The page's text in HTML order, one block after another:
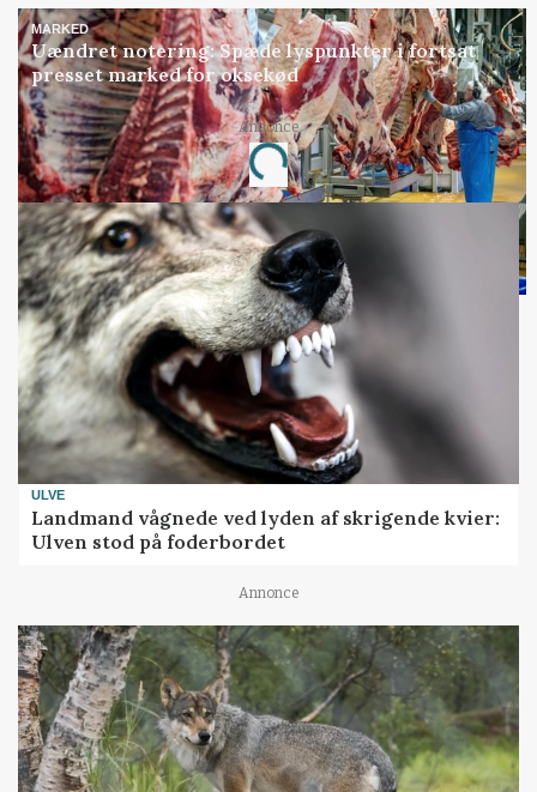
MARKED
Uændret notering: Spæde lyspunkter i fortsat
presset marked for oksekød
Annonce
Loading...
ULVE
Landmand vågnede ved lyden af skrigende kvier:
Ulven stod på foderbordet
Annonce